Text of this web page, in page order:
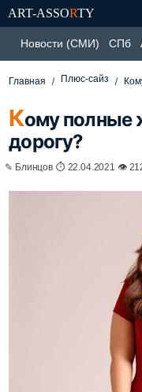
ART-ASSORTY
Новости (СМИ) СПб
Главная Плюс-сайз
Кому
дорогу?
✎ Блинцов ⏱ 22.04.2021 👁